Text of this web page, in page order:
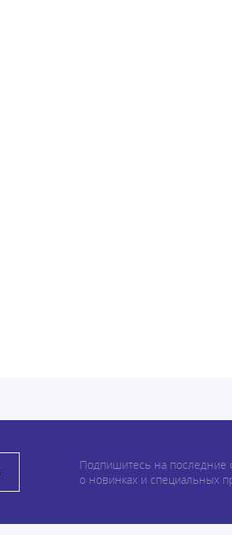
Подпишитесь на последние
о новинках и специальных